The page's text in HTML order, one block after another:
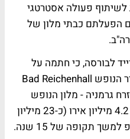
פעולה אסטרטגי
הפעלתם כבתי מלון של
לבורסה, כי חתמה על
הסכם ראשון לרכישת מלון בעיר הנופש Bad Reichenhall
גרמניה - מלון הנופש
יירכש על ידי יורו-טרייד תמורת 4.2 מיליון אירו (כ-23 מיליון
תקופה של 15 שנה.